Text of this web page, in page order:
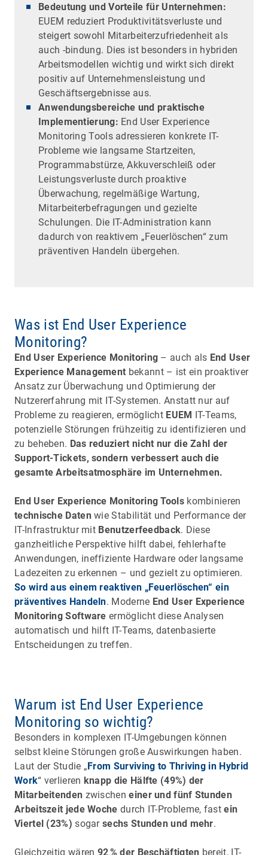
Bedeutung und Vorteile für Unternehmen:
EUEM reduziert Produktivitätsverluste und
steigert sowohl Mitarbeiterzufriedenheit als
auch -bindung. Dies ist besonders in hybriden
Arbeitsmodellen wichtig und wirkt sich direkt
positiv auf Unternehmensleistung und
Geschäftsergebnisse aus.
Anwendungsbereiche und praktische
Implementierung: End User Experience
Monitoring Tools adressieren konkrete IT-
Probleme wie langsame Startzeiten,
Programmabstürze, Akkuverschleiß oder
Leistungsverluste durch proaktive
Überwachung, regelmäßige Wartung,
Mitarbeiterbefragungen und gezielte
Schulungen. Die IT-Administration kann
dadurch von reaktivem „Feuerlöschen“ zum
präventiven Handeln übergehen.
Was ist End User Experience
Monitoring?
End User Experience Monitoring – auch als End User
Experience Management bekannt – ist ein proaktiver
Ansatz zur Überwachung und Optimierung der
Nutzererfahrung mit IT-Systemen. Anstatt nur auf
Probleme zu reagieren, ermöglicht EUEM IT-Teams,
potenzielle Störungen frühzeitig zu identifizieren und
zu beheben. Das reduziert nicht nur die Zahl der
Support-Tickets, sondern verbessert auch die
gesamte Arbeitsatmosphäre im Unternehmen.
End User Experience Monitoring Toolskombinieren
technische Daten wie Stabilität und Performance der
IT-Infrastruktur mit Benutzerfeedback. Diese
ganzheitliche Perspektive hilft dabei, fehlerhafte
Anwendungen, ineffiziente Hardware oder langsame
Ladezeiten zu erkennen – und gezielt zu optimieren.
So wird aus einem reaktiven „Feuerlöschen“ ein
präventives Handeln. Moderne End User Experience
Monitoring Software ermöglicht diese Analysen
automatisch und hilft IT-Teams, datenbasierte
Entscheidungen zu treffen.
Warum ist End User Experience
Monitoring so wichtig?
Besonders in komplexen IT-Umgebungen können
selbst kleine Störungen große Auswirkungen haben.
Laut der Studie „From Surviving to Thriving in Hybrid
Work“ verlieren knapp die Hälfte (49%) der
Mitarbeitenden zwischeneiner und fünf Stunden
Arbeitszeit jede Woche durch IT-Probleme, fastein
Viertel (23%) sogarsechs Stunden und mehr.
Gleichzeitig wären 92 % der Beschäftigten bereit, IT-